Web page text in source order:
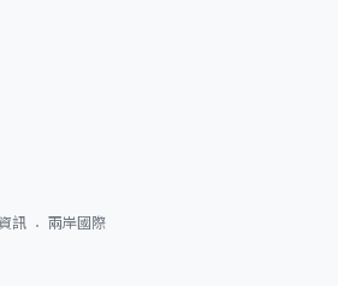
訊 兩岸國際